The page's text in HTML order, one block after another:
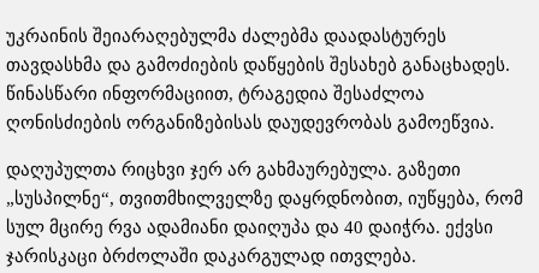
უკრაინის შეიარაღებულმა ძალებმა დაადასტურეს
თავდასხმა და გამოძიების დაწყების შესახებ განაცხადეს.
წინასწარი ინფორმაციით, ტრაგედია შესაძლოა
ღონისძიების ორგანიზებისას დაუდევრობას გამოეწვია.
დაღუპულთა რიცხვი ჯერ არ გახმაურებულა. გაზეთი
„სუსპილნე“, თვითმხილველზე დაყრდნობით, იუწყება, რომ
სულ მცირე რვა ადამიანი დაიღუპა და 40 დაიჭრა. ექვსი
ჯარისკაცი ბრძოლაში დაკარგულად ითვლება.